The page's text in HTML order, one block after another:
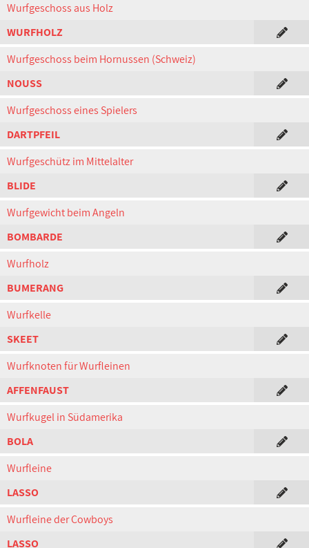
Wurfgeschoss aus Holz
WURFHOLZ
Wurfgeschoss beim Hornussen (Schweiz)
NOUSS
Wurfgeschoss eines Spielers
DARTPFEIL
Wurfgeschütz im Mittelalter
BLIDE
Wurfgewicht beim Angeln
BOMBARDE
Wurfholz
BUMERANG
Wurfkelle
SKEET
Wurfknoten für Wurfleinen
AFFENFAUST
Wurfkugel in Südamerika
BOLA
Wurfleine
LASSO
Wurfleine der Cowboys
LASSO